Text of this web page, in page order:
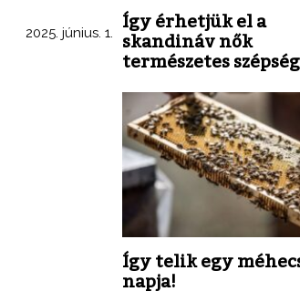
2025. június. 1.
Így érhetjük el a
skandináv nők
természetes
Így telik egy
napja!